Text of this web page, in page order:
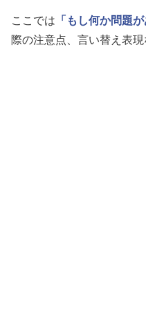
ここでは 「もし何か問題
際の注意点、言い替え表